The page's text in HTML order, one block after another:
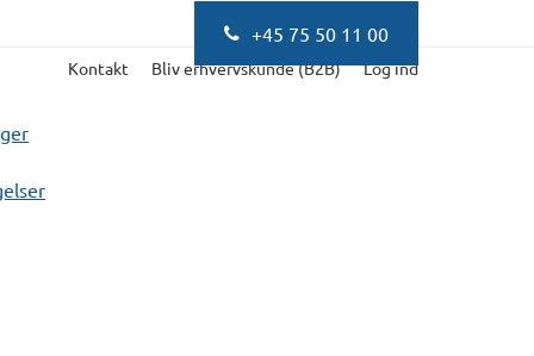
+45 75 50 11 00
Kontakt Bliv erhvervskunde (B2B) Log ind